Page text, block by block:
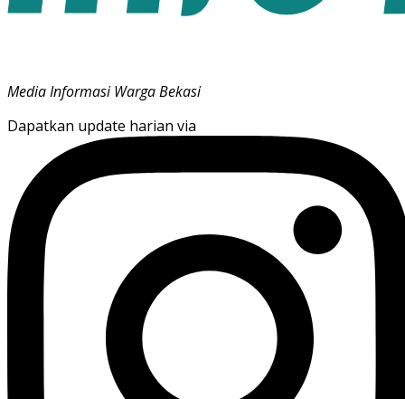
Media Informasi Warga Bekasi
Dapatkan update harian via